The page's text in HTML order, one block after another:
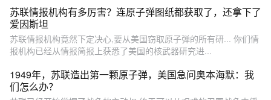
苏联情报机构有多厉害？连原子弹图纸都获取了，还拿下了
爱因斯坦
苏联情报机构竟然下定决心,要从美国窃取原子弹的所有研... 你们情
报机构已经从情报简报上获悉了美国的核武器研究进...
1949年，苏联造出第一颗原子弹，美国急问奥本海默：我
们怎么办？